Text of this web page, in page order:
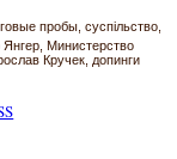
пробы суспільство
Янгер Министерство
Кручек допинги